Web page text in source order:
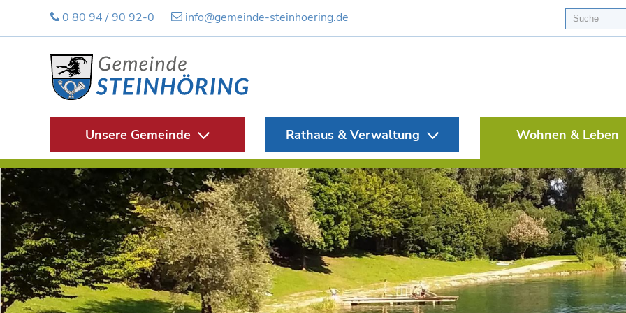
0 80 94 / 90 92-0 info@gemeinde-steinhoering.de
Unsere Gemeinde Rathaus & Verwaltung Wohnen & Leben